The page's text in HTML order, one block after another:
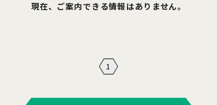
現在、ご案内できる情報はありません。
1